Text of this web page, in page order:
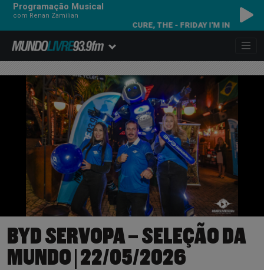
Programação Musical
com Renan Zamilian
BYD SERVOPA – SELEÇÃO DA
MUNDO | 22/05/2026